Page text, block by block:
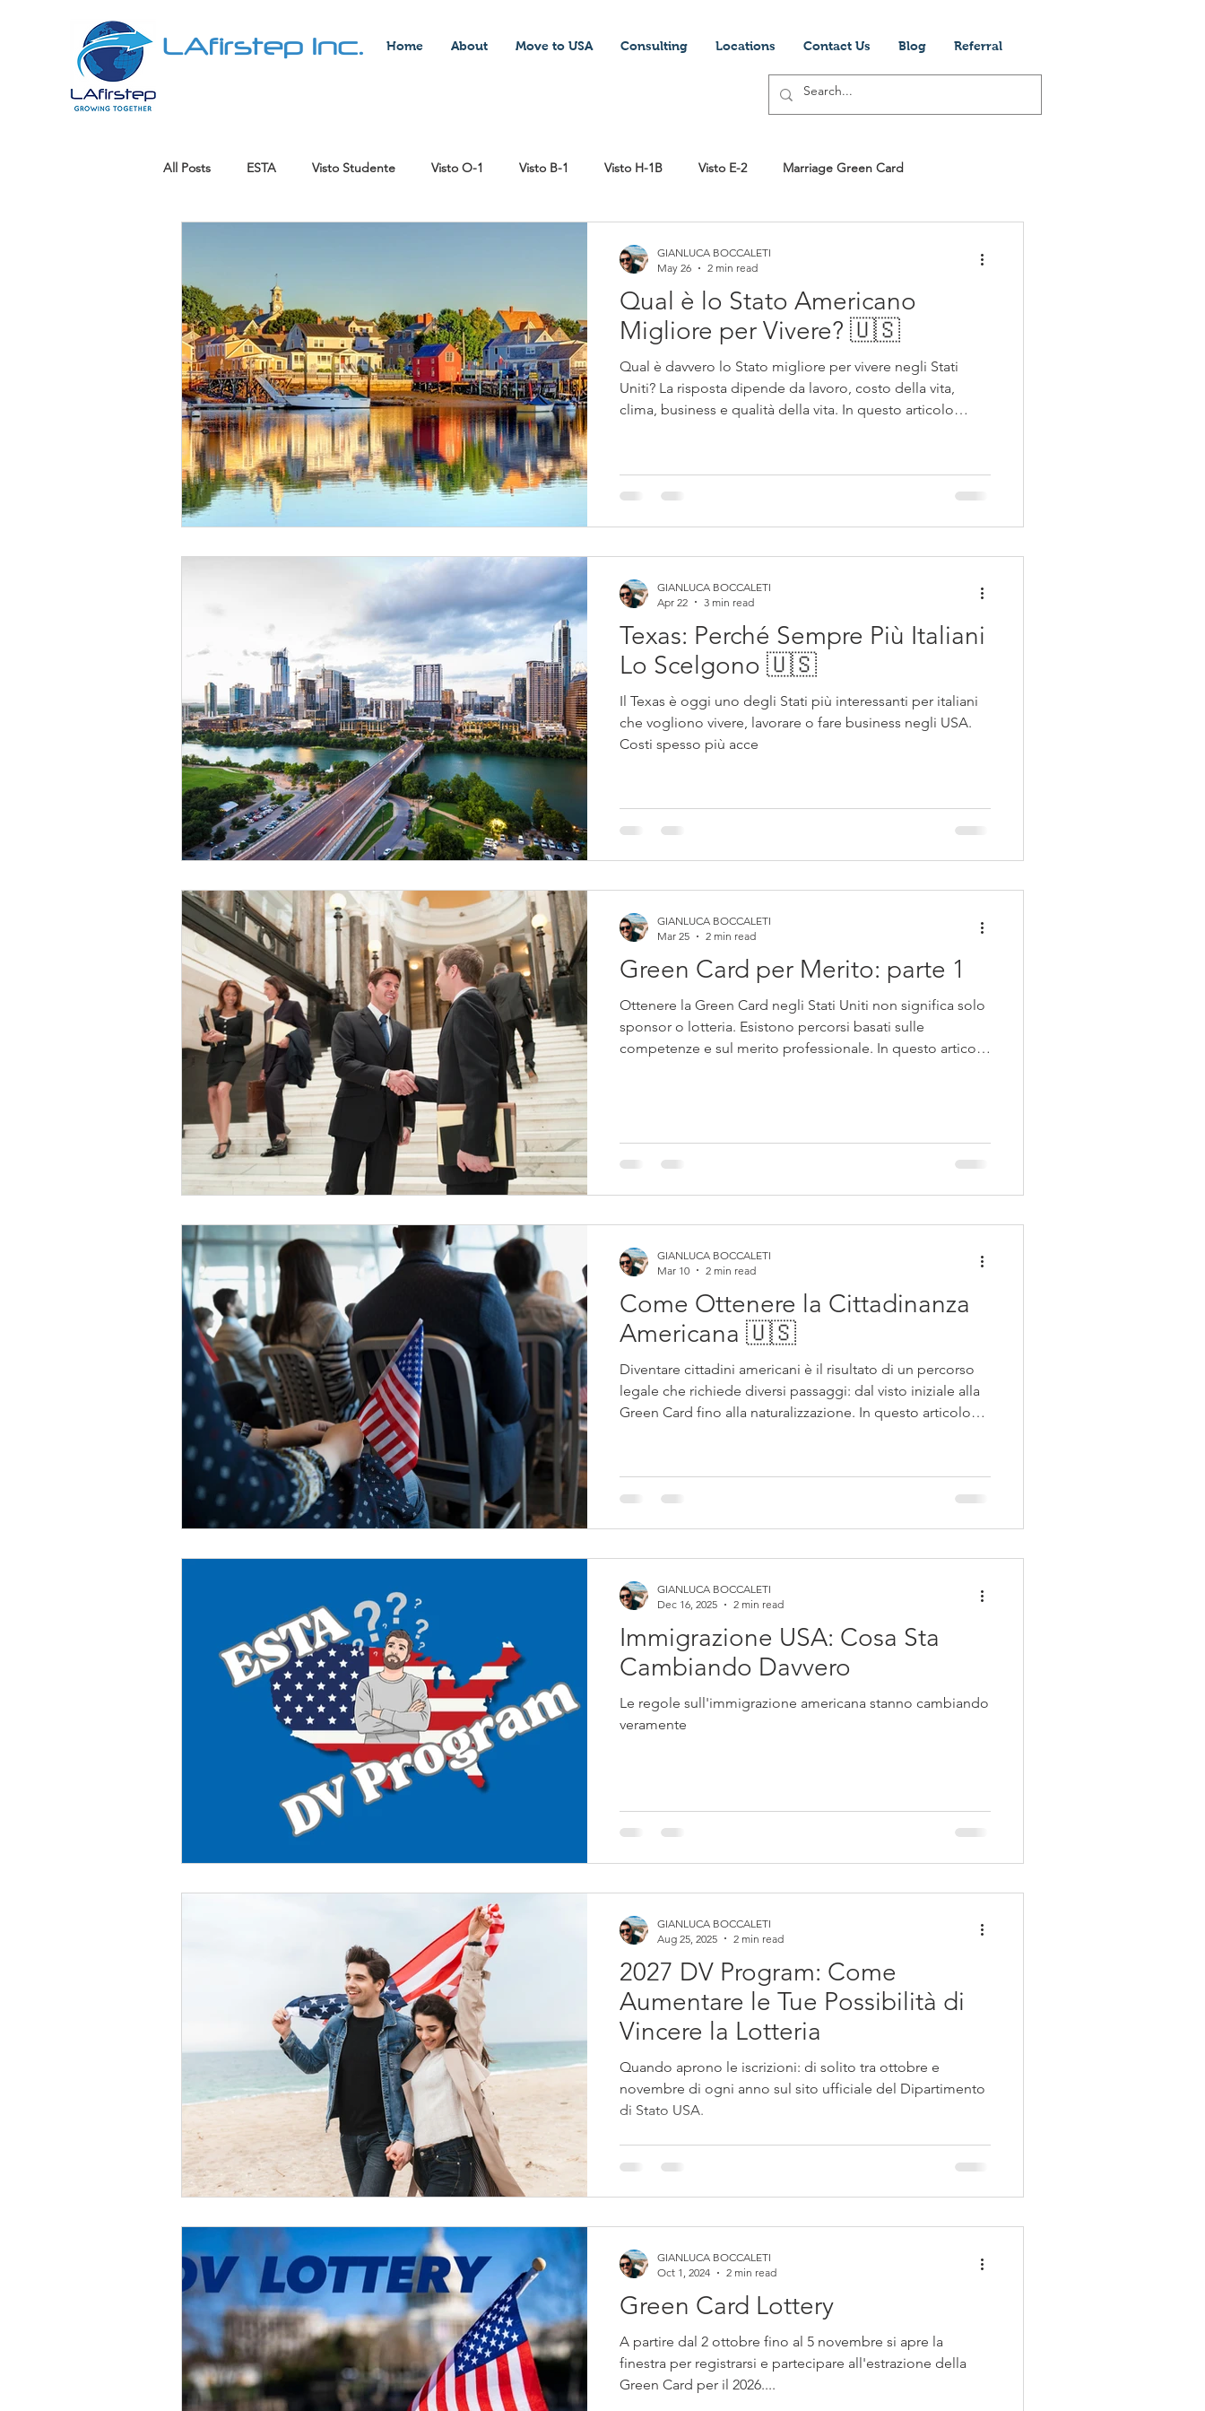
LAfirstep Inc. Home About Move to USA Consulting Locations Contact Us Blog Referral
All Posts ESTA Visto Studente Visto O-1 Visto B-1 Visto H-1B Visto E-2 Marriage Green Card
Rilevare un'attività Lavori ben pagati nella sanità USA Aprire una società negli USA DV Program Cinema
cittadinanza americana Visto EB1 Green Card Vivere negli Stati Uniti
Qual è lo Stato Americano
Migliore per Vivere? 🇺🇸
Qual è davvero lo Stato migliore per vivere negli Stati
Uniti? La risposta dipende da lavoro, costo della vita,
clima, business e qualità della vita. In questo articolo
GIANLUCA BOCCALETI
May 26
2 min read
Texas: Perché Sempre Più Italiani
Lo Scelgono 🇺🇸
Il Texas è oggi uno degli Stati più interessanti per italiani
che vogliono vivere, lavorare o fare business negli USA.
Costi spesso più acce
GIANLUCA BOCCALETI
Apr 22
3 min read
Green Card per Merito: parte 1
Ottenere la Green Card negli Stati Uniti non significa solo
sponsor o lotteria. Esistono percorsi basati sulle
competenze e sul merito professionale. In questo articolo
GIANLUCA BOCCALETI
Mar 25
2 min read
Come Ottenere la Cittadinanza
Americana 🇺🇸
Diventare cittadini americani è il risultato di un percorso
legale che richiede diversi passaggi: dal visto iniziale alla
Green Card fino alla naturalizzazione. In questo articolo
principali per gli italiani che vogliono costruire il proprio
futuro negli USA.
GIANLUCA BOCCALETI
Mar 10
2 min read
Immigrazione USA: Cosa Sta
Cambiando Davvero
Le regole sull'immigrazione americana stanno cambiando
veramente
GIANLUCA BOCCALETI
Dec 16, 2025
2 min read
2027 DV Program: Come
Aumentare le Tue Possibilità di
Vincere la Lotteria
Quando aprono le iscrizioni: di solito tra ottobre e
novembre di ogni anno sul sito ufficiale del Dipartimento
di Stato USA.
GIANLUCA BOCCALETI
Aug 25, 2025
2 min read
Green Card Lottery
A partire dal 2 ottobre fino al 5 novembre si apre la
finestra per registrarsi e partecipare all'estrazione della
Green Card per il 2026....
GIANLUCA BOCCALETI
Oct 1, 2024
2 min read